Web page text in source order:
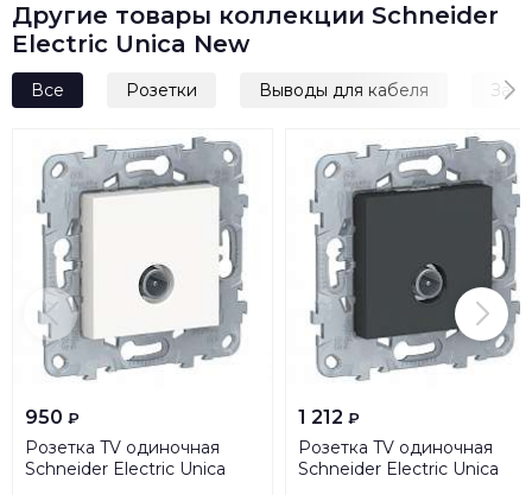
Другие товары коллекции Schneider
Electric Unica New
Все Розетки Выводы для кабеля
950 ₽
Розетка TV одиночная
Schneider Electric Unica
1 212 ₽
Розетка TV одиночная
Schneider Electric Unica